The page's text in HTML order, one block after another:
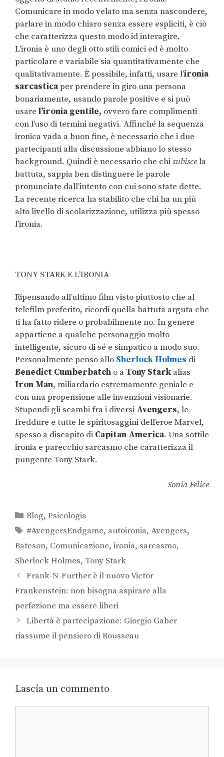
Comunicare in modo velato ma senza nascondere,
parlare in modo chiaro senza essere espliciti, è ciò
che caratterizza questo modo id interagire.
L’ironia è uno degli otto stili comici ed è molto
particolare e variabile sia quantitativamente che
qualitativamente. È possibile, infatti, usare l’ironia
sarcasticaper prendere in giro una persona
bonariamente, usando parole positive e si può
usare l’ironia gentile, ovvero fare complimenti
con l’uso di termini negativi. Affinché la sequenza
ironica vada a buon fine, è necessario che i due
partecipanti alla discussione abbiano lo stesso
background. Quindi è necessario che chisubiscela
battuta, sappia ben distinguere le parole
pronunciate dall’intento con cui sono state dette.
La recente ricerca ha stabilito che chi ha un più
alto livello di scolarizzazione, utilizza più spesso
l’ironia.
TONY STARK E L’IRONIA
Ripensando all’ultimo film visto piuttosto che al
telefilm preferito, ricordi quella battuta arguta che
ti ha fatto ridere o probabilmente no. In genere
appartiene a qualche personaggio molto
intelligente, sicuro di sé e simpatico a modo suo.
Personalmente penso allo Sherlock Holmes di
Benedict Cumberbatch o a Tony Stark alias
Iron Man, miliardario estremamente geniale e
con una propensione alle invenzioni visionarie.
Stupendi gli scambi fra i diversi Avengers, le
freddure e tutte le spiritosaggini dell’eroe Marvel,
spesso a discapito di Capitan America. Una sottile
ironia e parecchio sarcasmo che caratterizza il
pungente Tony Stark.
Sonia Felice
Blog,Psicologia
#AvengersEndgame, autoironia,Avengers,
Bateson, Comunicazione, ironia, sarcasmo,
Sherlock Holmes, Tony Stark
Frank-N-Further è il nuovo Victor
Frankenstein: non bisogna aspirare alla
perfezione ma essere liberi
Libertà è partecipazione: Giorgio Gaber
riassume il pensiero di Rousseau
Lascia un commento